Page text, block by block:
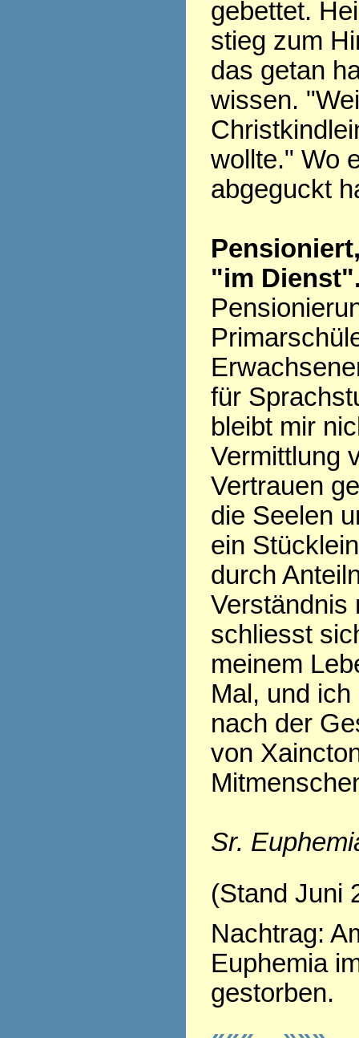
gebettet.
stieg zum
das getan
wissen.
wollte." Wo
abgeguckt
"im
für
bleibt mir
Vermittlung
Vertrauen
die Seelen
ein
durch
Verständnis
schliesst
meinem
Mal, und
nach der
von
Sr.
(Stand Juni
Nachtrag:
Euphemia
gestorben.